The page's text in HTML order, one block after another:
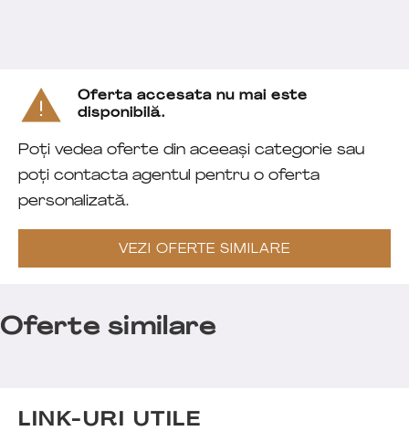
Oferta accesata nu mai este
disponibilă.
Poți vedea oferte din aceeași categorie sau
poți contacta agentul pentru o oferta
personalizată.
VEZI OFERTE SIMILARE
Oferte similare
LINK-URI UTILE